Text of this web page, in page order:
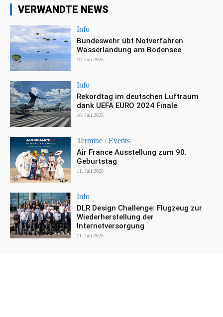
VERWANDTE NEWS
Info
Bundeswehr übt Notverfahren
Wasserlandung am Bodensee
10. Juli 2025
Info
Rekordtag im deutschen Luftraum
dank UEFA EURO 2024 Finale
10. Juli 2025
Termine / Events
Air France Ausstellung zum 90.
Geburtstag
11. Juli 2025
Info
DLR Design Challenge: Flugzeug zur
Wiederherstellung der
Internetversorgung
11. Juli 2025